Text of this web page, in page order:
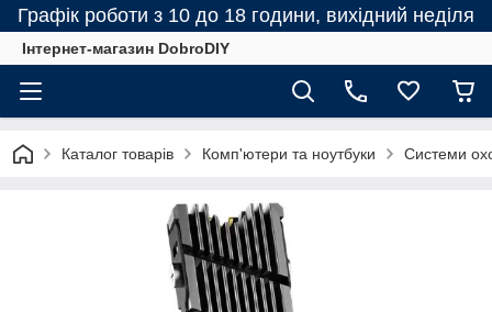
Графік роботи з 10 до 18 години, вихідний неділя
Інтернет-магазин DobroDIY
Каталог товарів Комп'ютери та ноутбуки Системи